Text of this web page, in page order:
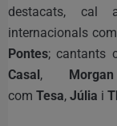
destacats, cal
internacionals com
Pontes; cantants
Casal, Morgan
com Tesa, Júlia i